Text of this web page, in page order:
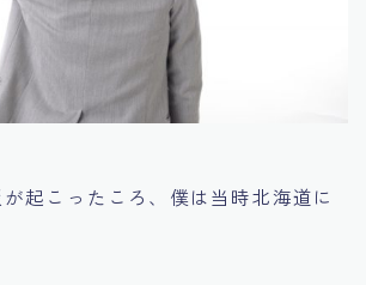
起こったころ、僕は当時北海道に